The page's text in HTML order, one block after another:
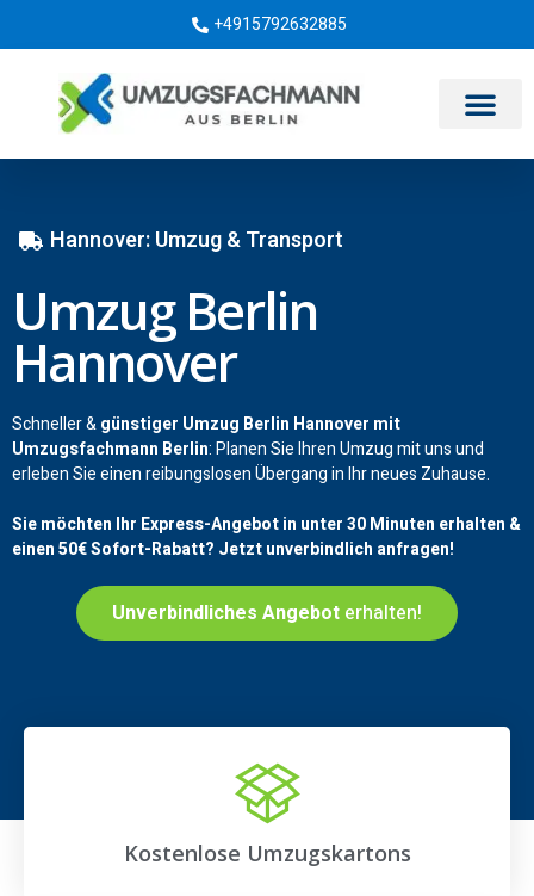
+4915792632885
Hannover: Umzug & Transport
Umzug Berlin
Hannover
Schneller &günstiger Umzug Berlin Hannover mit
Umzugsfachmann Berlin: Planen Sie Ihren Umzug mit uns und
erleben Sie einen reibungslosen Übergang in Ihr neues Zuhause.
Sie möchten Ihr Express-Angebot in unter 30 Minuten erhalten &
einen50€Sofort-Rabatt? Jetzt unverbindlich anfragen!
Unverbindliches Angebot erhalten!
Kostenlose Umzugskartons